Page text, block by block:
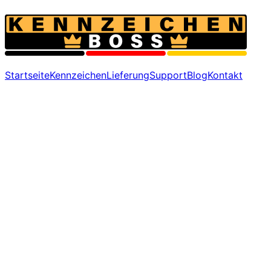
StartseiteKennzeichenLieferungSupportBlogKontakt